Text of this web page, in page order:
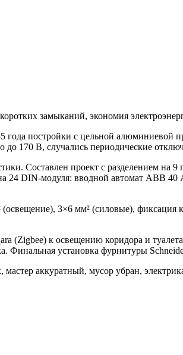
замыканий, экономия
постройки с цельной алюминиевой
170 В, случались периодические
Составлен проект с разделением
24 DIN-модуля: вводной автомат
3×6 мм² (силовые),
(Zigbee) к освещению коридора и
Финальная установка фурнитуры
мастер аккуратный, мусор убран,